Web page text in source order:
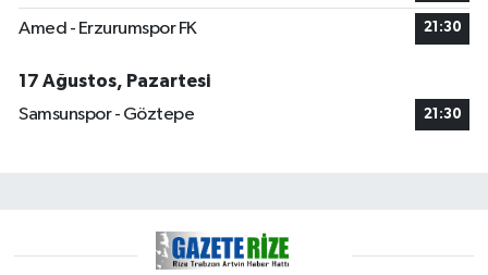
Amed - Erzurumspor FK 21:30
17 Ağustos, Pazartesi
Samsunspor - Göztepe
21:30